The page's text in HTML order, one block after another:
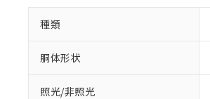
種類
胴体形状
照光/非照光